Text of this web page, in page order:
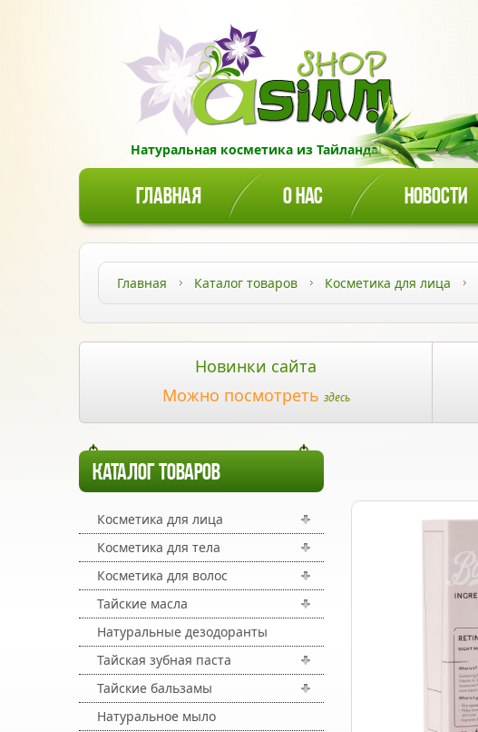
Натуральная косметика из Тайланда!
ГЛАВНАЯ О НАС НОВОСТИ
Главная Каталог товаров Косметика для лица
Новинки сайта
Можно посмотреть здесь
КАТАЛОГ ТОВАРОВ
Косметика для лица
Косметика для тела
Косметика для волос
Тайские масла
Натуральные дезодоранты
Тайская зубная паста
Тайские бальзамы
Натуральное мыло